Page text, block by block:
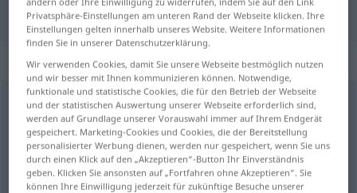
Übersetzung
„Fertiggericht“: Neutrum
Fertiggerichtn
Übersicht aller Übersetzungen
(Für mehr Details die Übersetzung anklicken/antippen)
ready-cooked meal
Privatsphäre-Einstellungen am unteren Rand der Webseite klicken. Ihre
Einstellungen gelten innerhalb unseres Website. Weitere Informationen
finden Sie in unserer Datenschutzerklärung.
Wir verwenden Cookies, damit Sie unsere Webseite bestmöglich nutzen
und wir besser mit Ihnen kommunizieren können. Notwendige,
funktionale und statistische Cookies, die für den Betrieb der Webseite
und der statistischen Auswertung unserer Webseite erforderlich sind,
werden auf Grundlage unserer Vorauswahl immer auf Ihrem Endgerät
gespeichert. Marketing-Cookies und Cookies, die der Bereitstellung
personalisierter Werbung dienen, werden nur gespeichert, wenn Sie uns
durch einen Klick auf den „Akzeptieren“-Button Ihr Einverständnis
geben. Klicken Sie ansonsten auf „Fortfahren ohne Akzeptieren“. Sie
können Ihre Einwilligung jederzeit für zukünftige Besuche unserer